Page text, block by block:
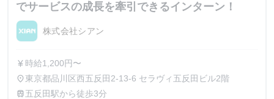
でサービスの成長を牽引できるインターン！
株式会社シアン
currency_yen 時給1,200円〜
place東京都品川区西五反田2-13-6 セラヴィ五反田ビル2階
train 五反田駅から徒歩3分